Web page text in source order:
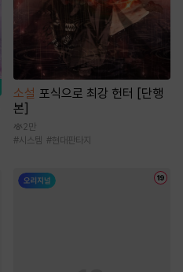
소설 포식으로 최강 헌터 [단행
본]
2만
#시스템 #현대판타지